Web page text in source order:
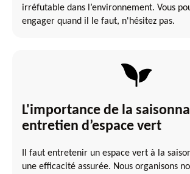
irréfutable dans l’environnement. Vous
engager quand il le faut, n'hésitez pas.
L'importance de la
entretien d’espace vert
Il faut entretenir un espace vert à la
une efficacité assurée. Nous organisons